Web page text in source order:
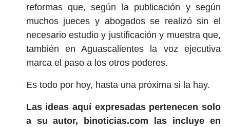
reformas que, según la publicación y según
muchos jueces y abogados se realizó sin el
necesario estudio y justificación y muestra que,
también en Aguascalientes la voz ejecutiva
marca el paso a los otros poderes.
Es todo por hoy, hasta una próxima si la hay.
Las ideas aquí expresadas pertenecen solo
a su autor, binoticias.com las incluye en